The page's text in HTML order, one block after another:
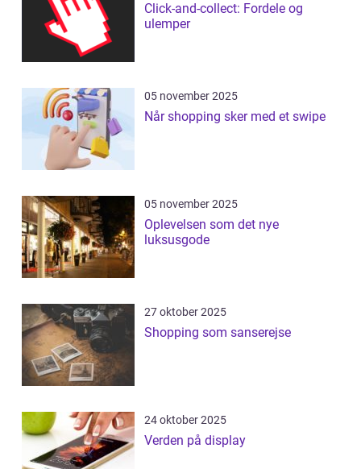
Click-and-collect: Fordele og
ulemper
05 november 2025
Når shopping sker med et swipe
05 november 2025
Oplevelsen som det nye
luksusgode
27 oktober 2025
Shopping som sanserejse
24 oktober 2025
Verden på display